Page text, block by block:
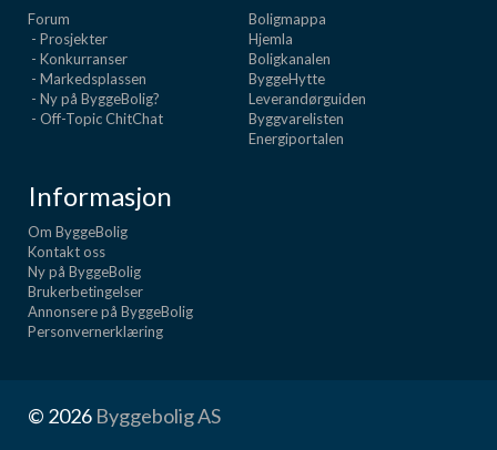
Forum
- Prosjekter
- Konkurranser
- Markedsplassen
- Ny på ByggeBolig?
- Off-Topic ChitChat
Boligmappa
Hjemla
Boligkanalen
ByggeHytte
Leverandørguiden
Byggvarelisten
Energiportalen
Informasjon
Om ByggeBolig
Kontakt oss
Ny på ByggeBolig
Brukerbetingelser
Annonsere på ByggeBolig
Personvernerklæring
© 2026 Byggebolig AS